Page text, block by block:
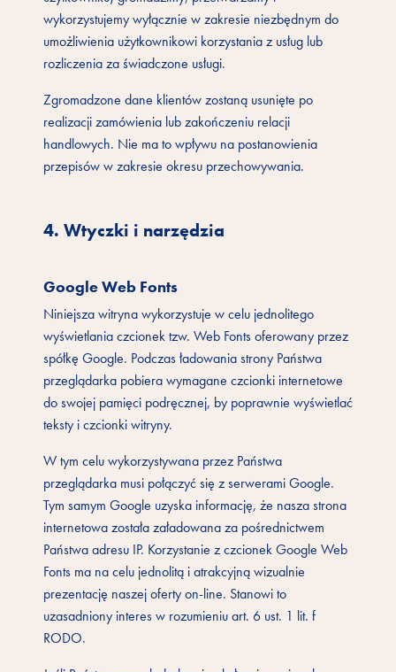
wykorzystujemy wyłącznie w zakresie niezbędnym do
umożliwienia użytkownikowi korzystania z usług lub
rozliczenia za świadczone usługi.
Zgromadzone dane klientów zostaną usunięte po
realizacji zamówienia lub zakończeniu relacji
handlowych. Nie ma to wpływu na postanowienia
przepisów w zakresie okresu przechowywania.
4. Wtyczki i narzędzia
Google Web Fonts
Niniejsza witryna wykorzystuje w celu jednolitego
wyświetlania czcionek tzw. Web Fonts oferowany przez
spółkę Google. Podczas ładowania strony Państwa
przeglądarka pobiera wymagane czcionki internetowe
do swojej pamięci podręcznej, by poprawnie wyświetlać
teksty i czcionki witryny.
W tym celu wykorzystywana przez Państwa
przeglądarka musi połączyć się z serwerami Google.
Tym samym Google uzyska informację, że nasza strona
internetowa została załadowana za pośrednictwem
Państwa adresu IP. Korzystanie z czcionek Google Web
Fonts ma na celu jednolitą i atrakcyjną wizualnie
prezentację naszej oferty on-line. Stanowi to
uzasadniony interes w rozumieniu art. 6 ust. 1 lit. f
RODO.